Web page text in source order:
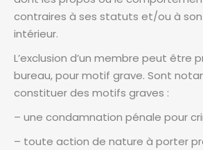
contraires à ses statuts et/ou à
intérieur.
L’exclusion d’un membre peut être
bureau, pour motif grave. Sont
constituer des motifs graves :
– une condamnation pénale pour
– toute action de nature à porter